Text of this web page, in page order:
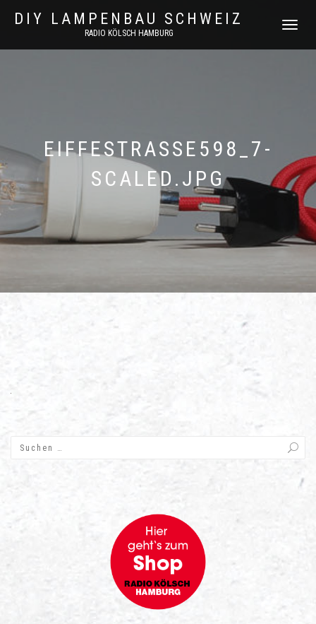
DIY LAMPENBAU SCHWEIZ
RADIO KÖLSCH HAMBURG
EIFFESTRASSE598_7-
SCALED.JPG